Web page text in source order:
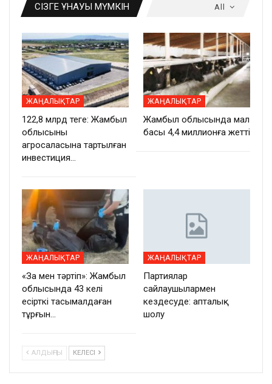
All
СІЗГЕ ҰНАУЫ МҮМКІН
ЖАҢАЛЫҚТАР
122,8 млрд теңге: Жамбыл
облысының
агросаласына тартылған
инвестиция…
ЖАҢАЛЫҚТАР
Жамбыл облысында мал
басы 4,4 миллионға жетті
ЖАҢАЛЫҚТАР
«Заң мен тәртіп»: Жамбыл
облысында 43 келі
есірткі тасымалдаған
тұрғын…
ЖАҢАЛЫҚТАР
Партиялар
сайлаушылармен
кездесуде: апталық
шолу
АЛДЫҢҒЫ КЕЛЕСІ